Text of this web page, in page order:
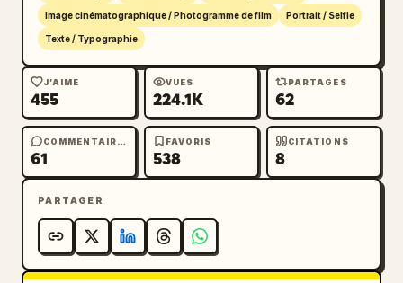
calligraphie chinoise au pinceau du centre-
gauche vers le centre, blanc cassé, texture
d'encre brute, longs traits balayés,
indiquant
雨夜放映
. Ajouter un petit texte
chinois fin à droite du titre, espacé comme
une annonce de projection, indiquant
社团开放夜 / 6月28日 / 数三 204
. Garder la
typographie intégrée à l'affiche, sans aspect
numérique parfait.
Style visuel : Affiche de film d'auteur
mélancolique, atmosphère de cinéma des années
1940 mêlée au design d'affiche chinois
Image cinématographique / Photogramme de film Portrait / Selfie
Texte / Typographie
J’AIME
455
VUES
224.1K
PARTAGES
62
COMMENTAIRES
61
FAVORIS
538
CITATIONS
8
PARTAGER